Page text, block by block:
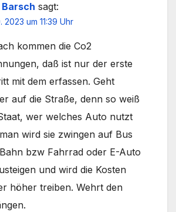
Barsch sagt:
2023 um 11:39 Uhr
kommen die Co2
daß ist nur der erste
mit dem erfassen. Geht
auf die Straße, denn so weiß
wer welches Auto nutzt
wird sie zwingen auf Bus
bzw Fahrrad oder E-Auto
und wird die Kosten
höher treiben. Wehrt den